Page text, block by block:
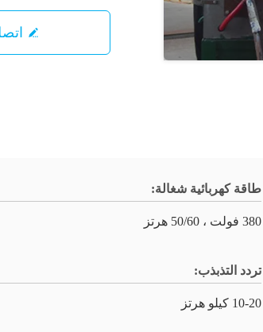
طاقة كهربائية شغالة:
380 فولت ، 50/60 هرتز
تردد التذبذب:
10-20 كيلو هرتز